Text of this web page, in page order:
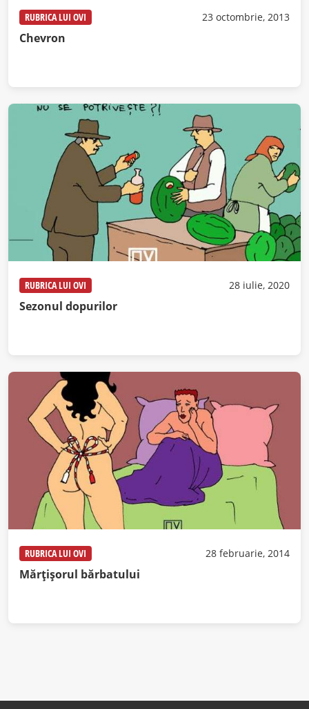
RUBRICA LUI OVI 23 octombrie, 2013
Chevron
RUBRICA LUI OVI 28 iulie, 2020
Sezonul dopurilor
RUBRICA LUI OVI 28 februarie, 2014
Mărţişorul bărbatului